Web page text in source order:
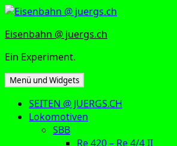
Zum
springen
Eisenbahn @ juergs.ch
Ein Experiment.
Menü und Widgets
SEITEN @ JUERGS.CH
Lokomotiven
SBB
Re 420 – Re 4/4 II